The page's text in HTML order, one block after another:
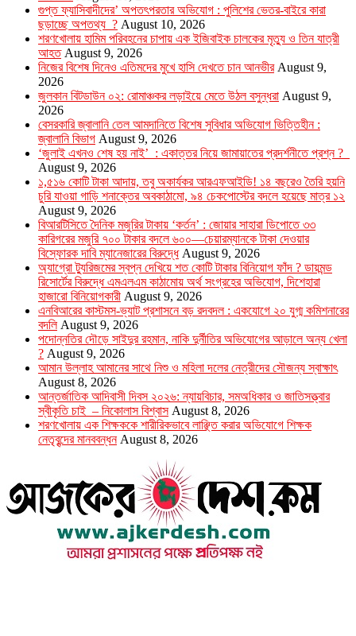
গুপ্ত ফ্যাসিবাদীদের’ অপতৎপরতার অভিযোগ : পুলিশের ভেতর-বাইরে কারা
ছড়াচ্ছে অপতথ্য ? August 10, 2026
শরণখোলায় হামিম পরিবহনের চাপায় এক ইজিবাইক চালকের মৃত্যু ও তিন যাত্রী
আহত August 9, 2026
নিজের বিশেষ দিনেও এতিমদের মুখে হাসি দেখতে চান আনভীর August 9,
2026
জুলকান বিটডাউন ০২: রোমাঞ্চকর লড়াইয়ে মেতে উঠল বসুন্ধরা August 9,
2026
বেসরকারি জ্বালানি তেল আমদানিতে বিশেষ সুবিধার অভিযোগ ভিত্তিহীন :
জ্বালানি বিভাগ August 9, 2026
‘জুলাই এখনও শেষ হয় নাই’ : একাত্তর নিয়ে জামায়াতের প্রদর্শনীতে প্রশ্ন ?
August 9, 2026
১,৫১৬ কোটি টাকা আদায়, তবু অকার্যকর আরএফআইডি! ১৪ বছরেও তৈরি হয়নি
চুরি যাওয়া গাড়ি শনাক্তের অবকাঠামো, ৯৪ চেকপোস্টের বদলে হয়েছে মাত্র ১২
August 9, 2026
বিআরটিসিতে দৈনিক মজুরির টাকায় ‘কর্তন’ : জোয়ার সাহারা ডিপোতে ৩৩
কারিগরের মজুরি ৭০০ টাকার বদলে ৬০০—চেয়ারম্যানকে টাকা দেওয়ার
বিস্ফোরক দাবি ম্যানেজারের বিরুদ্ধে August 9, 2026
অ্যাগ্রো ট্যুরিজমের স্বপ্ন দেখিয়ে শত কোটি টাকার বিনিয়োগ ফাঁদ ? ডায়মন্ড
রিসোর্টের বিরুদ্ধে এমএলএম কাঠামোয় অর্থ সংগ্রহের অভিযোগ, দিশেহারা
হাজারো বিনিয়োগকারী August 9, 2026
এনবিআরের কাস্টমস-ভ্যাট প্রশাসনে বড় রদবদল : একযোগে ২০ যুগ্ম কমিশনারের
বদলি August 9, 2026
পদোন্নতির দৌড়ে সাইদুর রহমান, নাকি দুর্নীতির অভিযোগের আড়ালে অন্য খেলা
? August 9, 2026
আমান উল্লাহ আমানের সাথে নিশু ও মহিলা দলের নেত্রীদের সৌজন্য স্বাক্ষাৎ
August 8, 2026
আন্তর্জাতিক আদিবাসী দিবস ২০২৬: ন্যায়বিচার, সমঅধিকার ও জাতিসত্ত্বার
স্বীকৃতি চাই – নিকোলাস বিশ্বাস August 8, 2026
শরণখোলায় এক শিক্ষককে শারীরিকভাবে লাঞ্ছিত করার অভিযোগে শিক্ষক
নেতৃবৃন্দের মানববন্ধন August 8, 2026